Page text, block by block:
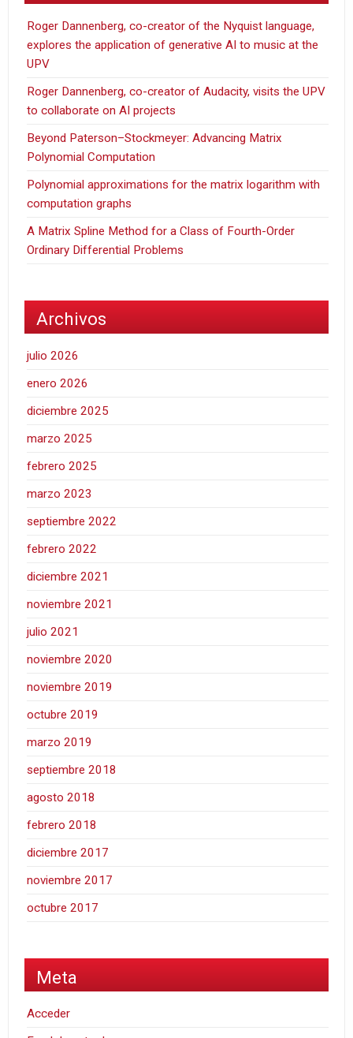
Roger Dannenberg, co-creator of the Nyquist language,
explores the application of generative AI to music at the
UPV
Roger Dannenberg, co-creator of Audacity, visits the UPV
to collaborate on AI projects
Beyond Paterson–Stockmeyer: Advancing Matrix
Polynomial Computation
Polynomial approximations for the matrix logarithm with
computation graphs
A Matrix Spline Method for a Class of Fourth-Order
Ordinary Differential Problems
Archivos
julio 2026
enero 2026
diciembre 2025
marzo 2025
febrero 2025
marzo 2023
septiembre 2022
febrero 2022
diciembre 2021
noviembre 2021
julio 2021
noviembre 2020
noviembre 2019
octubre 2019
marzo 2019
septiembre 2018
agosto 2018
febrero 2018
diciembre 2017
noviembre 2017
octubre 2017
Meta
Acceder